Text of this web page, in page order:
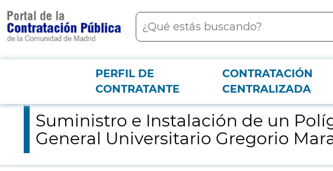
contenido
principal
Buscar
Menú PCON
PERFIL DE
CONTRATANTE
CONTRATACIÓN
CENTRALIZADA
Suministro e Instalación de un Polígrafo para el Servicio de Cardiología del
Suministro e Instalación de un
General Universitario Gregorio